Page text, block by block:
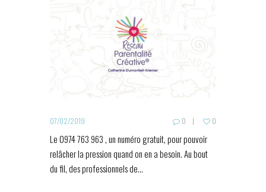
07/02/2019 0 0
Le 0974 763 963 , un numéro gratuit, pour pouvoir
relâcher la pression quand on en a besoin. Au bout
du fil, des professionnels de...